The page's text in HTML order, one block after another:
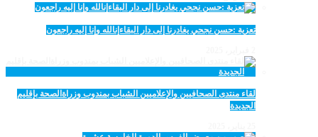
تعزية :حسن نجحي يغادرنا إلى دار البقاءإنالله وإنا إليه راجعون
لقاء منتدى الصحافيين والإعلاميين الشباب بمندوب وزراةالصحة بإقليم
الجديدة